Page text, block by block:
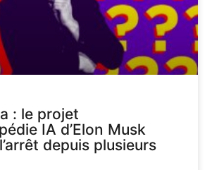
: le projet
IA d’Elon Musk
depuis plusieurs